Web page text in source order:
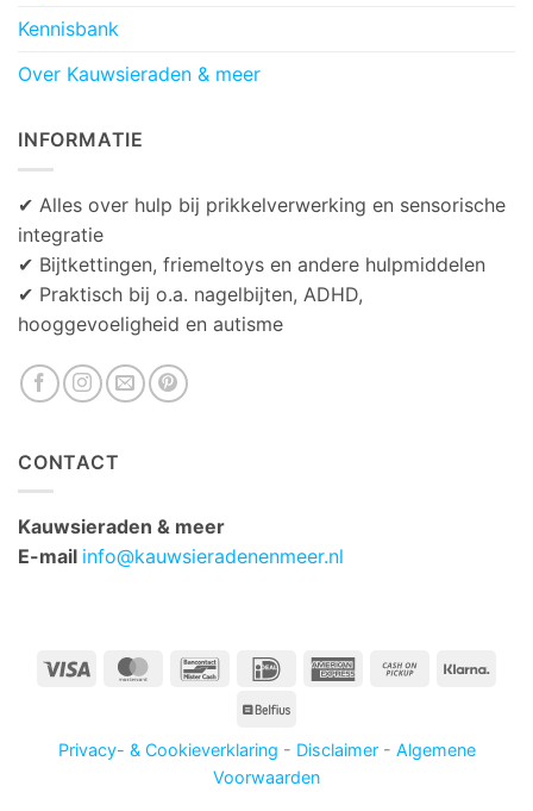
Kennisbank
Over Kauwsieraden & meer
INFORMATIE
✔ Alles over hulp bij prikkelverwerking en sensorische
integratie
✔ Bijtkettingen, friemeltoys en andere hulpmiddelen
✔ Praktisch bij o.a. nagelbijten, ADHD,
hooggevoeligheid en autisme
CONTACT
Kauwsieraden & meer
E-mail info@kauwsieradenenmeer.nl
Visa MasterCardBancontactIDeal
American Cash
Belfius
Privacy- & Cookieverklaring - Disclaimer- Algemene
Voorwaarden